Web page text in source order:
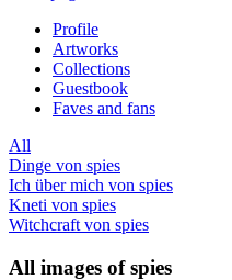
Profile
Artworks
Collections
Guestbook
Faves and fans
All
Dinge von spies
Ich über mich von spies
Kneti von spies
Witchcraft von spies
All images of spies